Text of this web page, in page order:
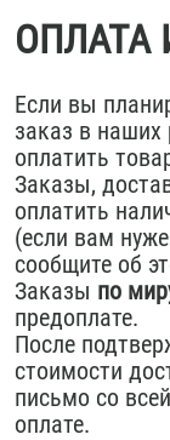
ОПЛАТА
Если вы
заказ в наших
оплатить
Заказы,
оплатить
(если вам
сообщите об
Заказы по
предоплате.
После
стоимости
письмо со
оплате.